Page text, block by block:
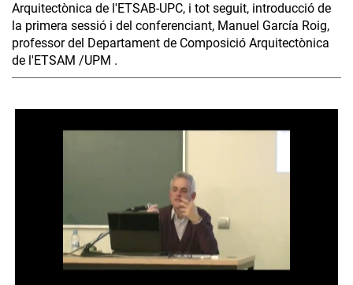
Arquitectònica de l'ETSAB-UPC, i tot seguit, introducció de
la primera sessió i del conferenciant, Manuel García Roig,
professor del Departament de Composició Arquitectònica
de l'ETSAM /UPM .